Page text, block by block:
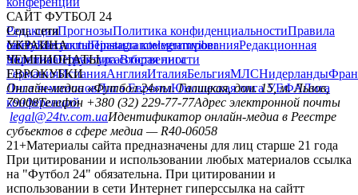
САЙТ ФУТБОЛ 24
РедакцияПрогнозыПолитика конфиденциальностиПравила
сайтуКонтактыПравила комментированияРедакционная
политикаСтруктура собственности
Соц. сети
facebookxyoutubeinstagramtelegramviber
УКРАИНА
УкраинаПервая лигаВторая лига
ЧЕМПИОНАТЫ
ГерманияИспанияАнглияИталияБельгияМЛСНидерланды
ЕВРОКУБКИ
Лига чемпионовЛига ЕвропыЮношеская лига УЕФАЛига
конференций
Онлайн-медиа «Футбол 24»пл. Галицкая, дом. 15, м. Львов,
79008Телефон +380 (32) 229-77-77Адрес электронной почты
legal@24tv.com.uaИдентификатор онлайн-медиа в Реестре
субъектов в сфере медиа — R40-06058
21+Материалы сайта предназначены для лиц старше 21 года
При цитировании и использовании любых материалов ссылка
на "Футбол 24" обязательна. При цитировании и
использовании в сети Интернет гиперссылка на сайтт